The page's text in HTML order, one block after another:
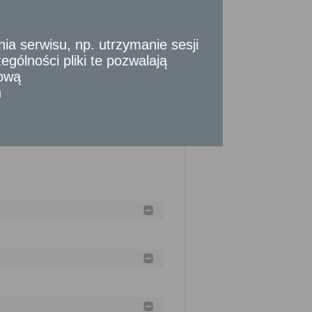
złożenia kompletnego wniosku (do tego
określonych czynności, okresów
strony albo z przyczyn niezależnych
2 miesięcy.
serwisu, np. utrzymanie sesji
pliki te pozwalają